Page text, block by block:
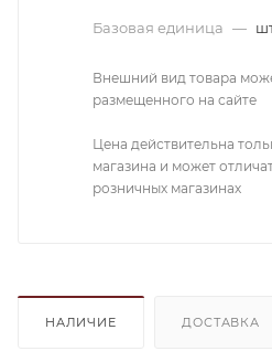
Базовая единица —
Внешний вид товара
размещенного на сайте
Цена действительна
магазина и может
розничных магазинах
НАЛИЧИЕ ДОСТАВКА